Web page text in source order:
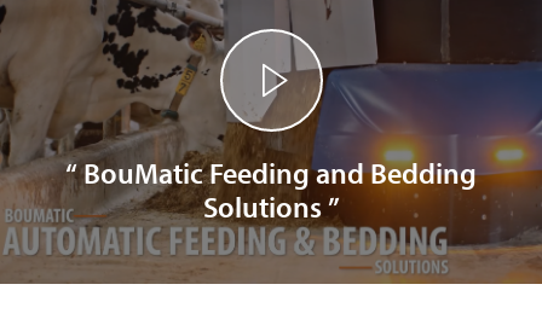
“ BouMatic Feeding and Bedding
Solutions ”